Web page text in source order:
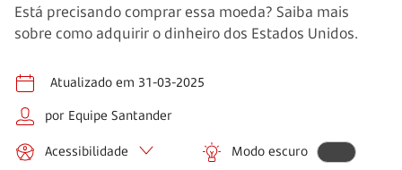
Está precisando comprar essa moeda? Saiba mais
sobre como adquirir o dinheiro dos Estados Unidos.
Atualizado em 31-03-2025
por Equipe Santander
Acessibilidade Modo escuro